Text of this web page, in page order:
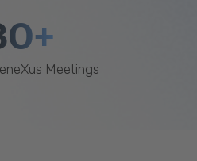
Meetings